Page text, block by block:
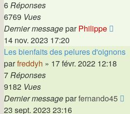
6Réponses
6769 Vues
Dernier messageparPhilippe
14 nov. 2023 17:20
Les bienfaits des pelures d'oignons
parfreddyh » 17 févr. 2022 12:18
7Réponses
9182 Vues
Dernier messageparfernando45
23 sept. 2023 23:16